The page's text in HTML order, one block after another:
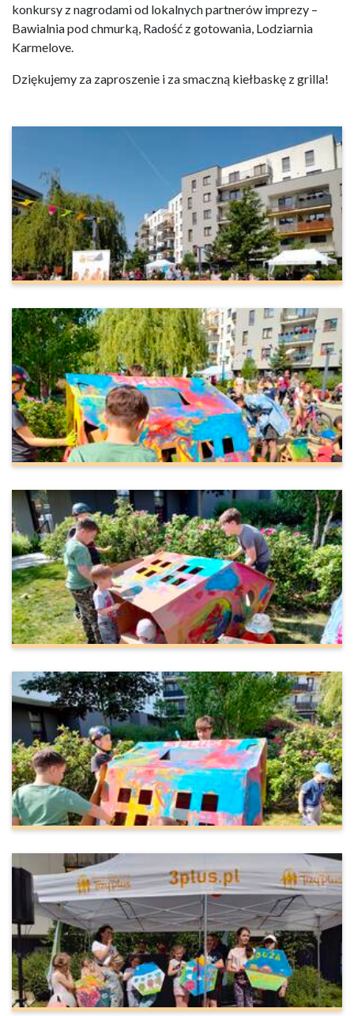
konkursy z nagrodami od lokalnych partnerów imprezy –
Bawialnia pod chmurką, Radość z gotowania, Lodziarnia
Karmelove.
Dziękujemy za zaproszenie i za smaczną kiełbaskę z grilla!